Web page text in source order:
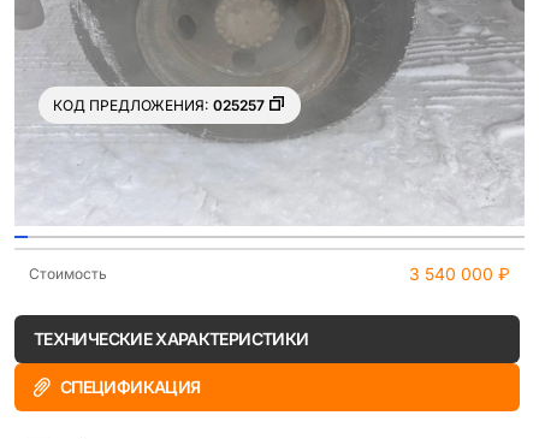
КОД ПРЕДЛОЖЕНИЯ: 025257
Ещё 8 фото
Стоимость
3 540 000 ₽
ТЕХНИЧЕСКИЕ ХАРАКТЕРИСТИКИ
СПЕЦИФИКАЦИЯ